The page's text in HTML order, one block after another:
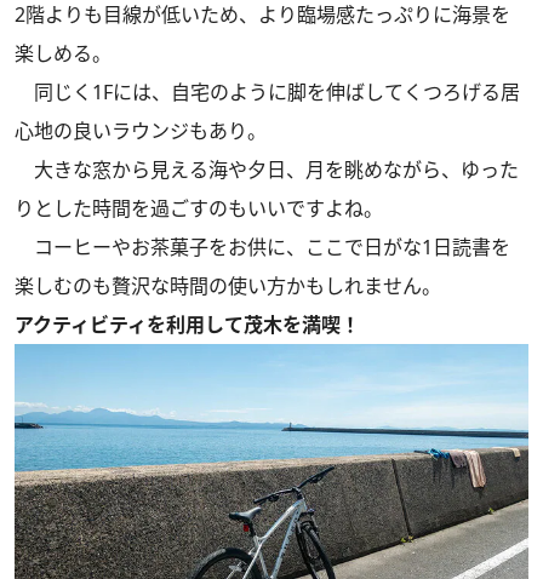
2階よりも目線が低いため、より臨場感たっぷりに海景を
楽しめる。
同じく1Fには、自宅のように脚を伸ばしてくつろげる居
心地の良いラウンジもあり。
大きな窓から見える海や夕日、月を眺めながら、ゆった
りとした時間を過ごすのもいいですよね。
コーヒーやお茶菓子をお供に、ここで日がな1日読書を
楽しむのも贅沢な時間の使い方かもしれません。
アクティビティを利用して茂木を満喫！